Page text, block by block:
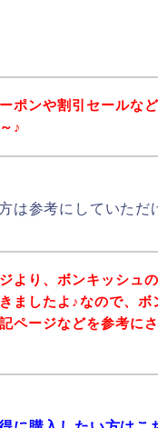
ポンや割引セールな
♪
は参考にしていただ
より、ボンキッシュ
ましたよ♪なので、ボ
ページなどを参考に